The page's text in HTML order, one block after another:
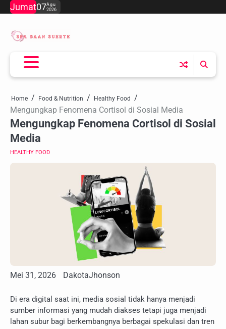
Skip
content
Jumat07Agu
2026
Home Food & Nutrition Healthy Food
Mengungkap Fenomena Cortisol di Sosial Media
Mengungkap Fenomena Cortisol di Sosial
Media
HEALTHY FOOD
Mei 31, 2026 DakotaJhonson
Di era digital saat ini, media sosial tidak hanya menjadi
sumber informasi yang mudah diakses tetapi juga menjadi
lahan subur bagi berkembangnya berbagai spekulasi dan tren